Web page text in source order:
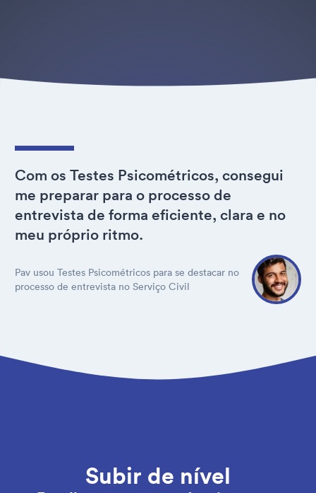
Com os Testes Psicométricos, consegui
me preparar para o processo de
entrevista de forma eficiente, clara e no
meu próprio ritmo.
Pav usou Testes Psicométricos para se destacar no
processo de entrevista no Serviço Civil
Subir de nível